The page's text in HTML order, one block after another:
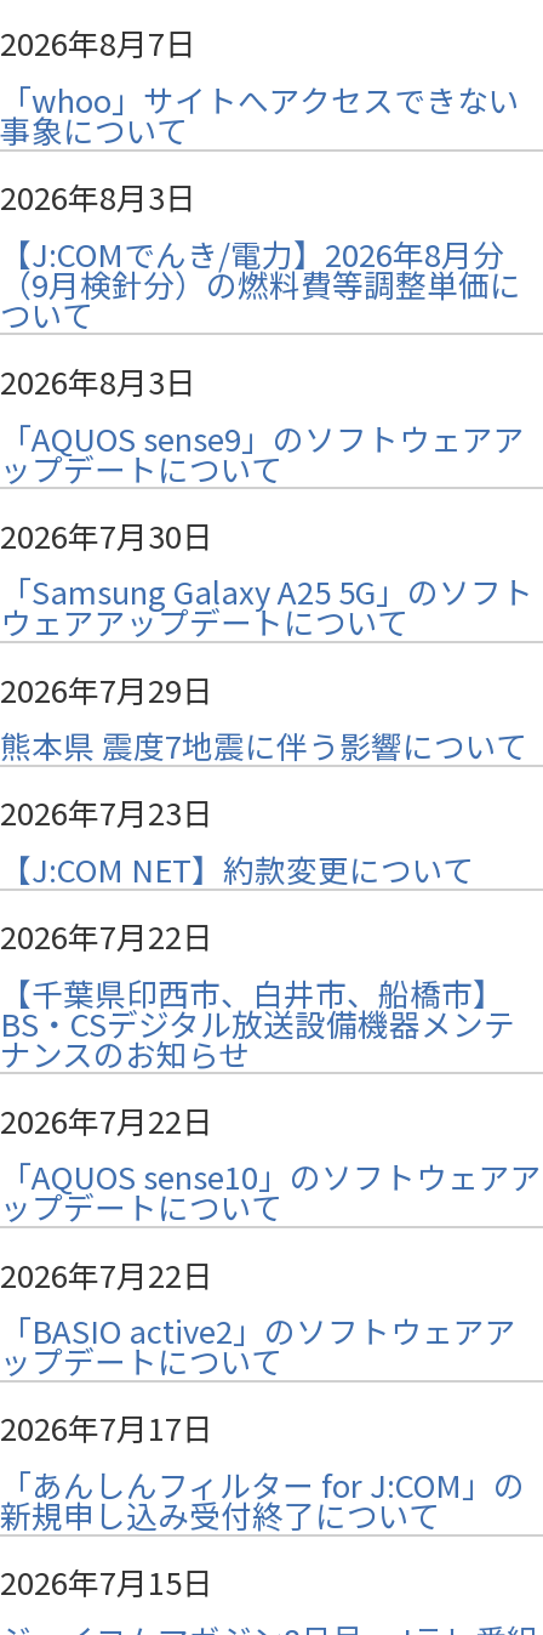
2026年8月7日
「whoo」サイトへアクセスできない
事象について
2026年8月3日
【J:COMでんき/電力】2026年8月分
（9月検針分）の燃料費等調整単価に
ついて
2026年8月3日
「AQUOS sense9」のソフトウェアア
ップデートについて
2026年7月30日
「Samsung Galaxy A25 5G」のソフト
ウェアアップデートについて
2026年7月29日
熊本県 震度7地震に伴う影響について
2026年7月23日
【J:COM NET】約款変更について
2026年7月22日
【千葉県印西市、白井市、船橋市】
BS・CSデジタル放送設備機器メンテ
ナンスのお知らせ
2026年7月22日
「AQUOS sense10」のソフトウェアア
ップデートについて
2026年7月22日
「BASIO active2」のソフトウェアア
ップデートについて
2026年7月17日
「あんしんフィルター for J:COM」の
新規申し込み受付終了について
2026年7月15日